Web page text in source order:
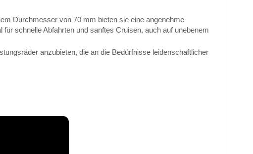
Durchmesser von 70 mm bieten sie eine angenehme
schnelle Abfahrten und sanftes Cruisen, auch auf unebenem
anzubieten, die an die Bedürfnisse leidenschaftlicher